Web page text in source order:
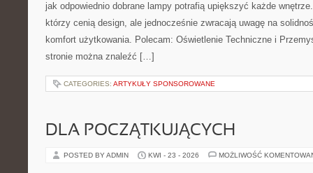
jak odpowiednio dobrane lampy potrafią upiększyć każde
którzy cenią design, ale jednocześnie zwracają uwagę na
komfort użytkowania. Polecam: Oświetlenie Techniczne i
stronie można znaleźć […]
CATEGORIES: ARTYKUŁY SPONSOROWANE
DLA POCZĄTKUJĄCYCH
POSTED BY ADMIN KWI - 23 - 2026 MOŻLIWOŚĆ